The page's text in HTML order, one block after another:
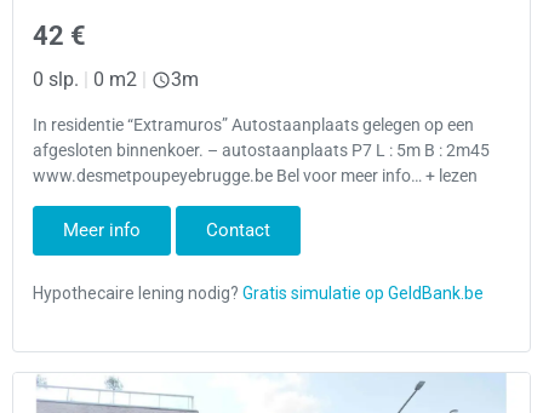
42 €
0 slp. 0 m2 3m
In residentie “Extramuros” Autostaanplaats gelegen op een
afgesloten binnenkoer. – autostaanplaats P7 L : 5m B : 2m45
www.desmetpoupeyebrugge.be Bel voor meer info… + lezen
Meer info Contact